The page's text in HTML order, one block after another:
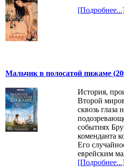
Мальчик в полосатой пижаме
История,
Второй
сквозь глаза
событиях
коменданта
Его
еврейским